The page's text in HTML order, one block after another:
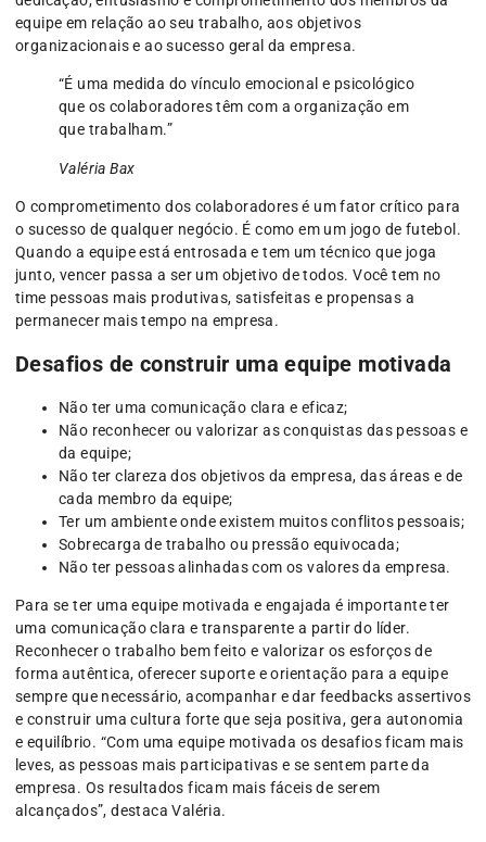
equipe em relação ao seu trabalho, aos objetivos
organizacionais e ao sucesso geral da empresa.
“É uma medida do vínculo emocional e psicológico
que os colaboradores têm com a organização em
que trabalham.”
Valéria Bax
O comprometimento dos colaboradores é um fator crítico para
o sucesso de qualquer negócio. É como em um jogo de futebol.
Quando a equipe está entrosada e tem um técnico que joga
junto, vencer passa a ser um objetivo de todos. Você tem no
time pessoas mais produtivas, satisfeitas e propensas a
permanecer mais tempo na empresa.
Desafios de construir uma equipe motivada
Não ter uma comunicação clara e eficaz;
Não reconhecer ou valorizar as conquistas das pessoas e
da equipe;
Não ter clareza dos objetivos da empresa, das áreas e de
cada membro da equipe;
Ter um ambiente onde existem muitos conflitos pessoais;
Sobrecarga de trabalho ou pressão equivocada;
Não ter pessoas alinhadas com os valores da empresa.
Para se ter uma equipe motivada e engajada é importante ter
uma comunicação clara e transparente a partir do líder.
Reconhecer o trabalho bem feito e valorizar os esforços de
forma autêntica, oferecer suporte e orientação para a equipe
sempre que necessário, acompanhar e dar feedbacks assertivos
e construir uma cultura forte que seja positiva, gera autonomia
e equilíbrio. “Com uma equipe motivada os desafios ficam mais
leves, as pessoas mais participativas e se sentem parte da
empresa. Os resultados ficam mais fáceis de serem
alcançados”, destaca Valéria.